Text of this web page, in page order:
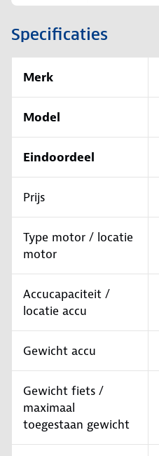
Specificaties
Merk
Model
Eindoordeel
Prijs
Type motor / locatie
motor
Accucapaciteit /
locatie accu
Gewicht accu
Gewicht fiets /
maximaal
toegestaan gewicht